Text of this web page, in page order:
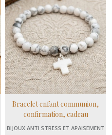
Bracelet enfant communion,
confirmation, cadeau
lithothérapie religion
BIJOUX ANTI STRESS ET APAISEMENT